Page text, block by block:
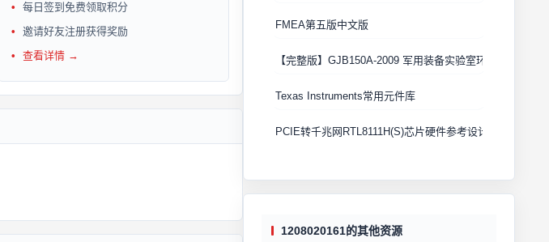
每日签到免费领取积分
邀请好友注册获得奖励
查看详情 →
FMEA第五版中文版
【完整版】GJB150A-2009 军用装备实验室环境试验方法
Texas Instruments常用元件库
PCIE转千兆网RTL8111H(S)芯片硬件参考设计 Cadence原
1208020161的其他资源